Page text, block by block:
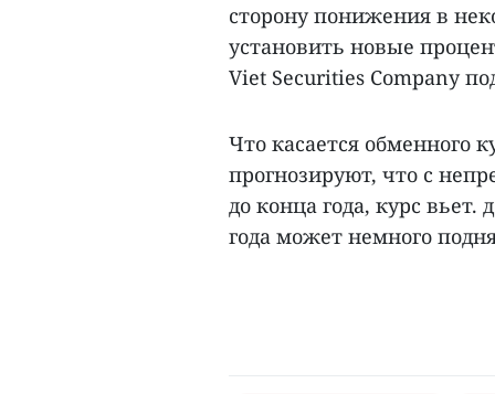
сторону понижения в
установить новые
Viet Securities Company
Что касается обменного
прогнозируют, что с
до конца года, курс
года может немного